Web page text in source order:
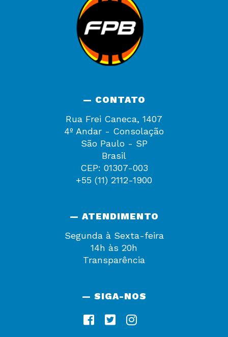
— CONTATO
Rua Frei Caneca, 1407
4º Andar - Consolação
São Paulo - SP
Brasil
CEP: 01307-003
+55 (11) 2112-1900
— ATENDIMENTO
Segunda à Sexta-feira
14h às 20h
Transparência
— SIGA-NOS